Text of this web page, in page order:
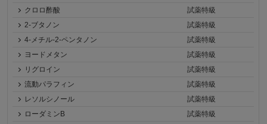
クロロ酢酸
試薬特級
2-ブタノン
試薬特級
4-メチル-2-ペンタノン
試薬特級
ヨードメタン
試薬特級
リグロイン
試薬特級
流動パラフィン
試薬特級
レソルシノール
試薬特級
ローダミンB
試薬特級